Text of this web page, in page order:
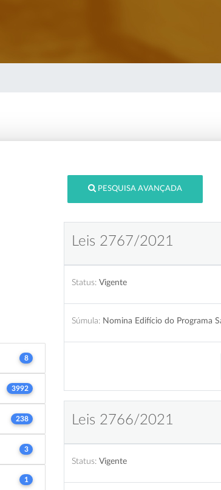
8
3992
238
3
1
PESQUISA AVANÇADA
Leis 2767/2021
Status: Vigente
Súmula: Nomina Edifício do Programa
Leis 2766/2021
Status: Vigente